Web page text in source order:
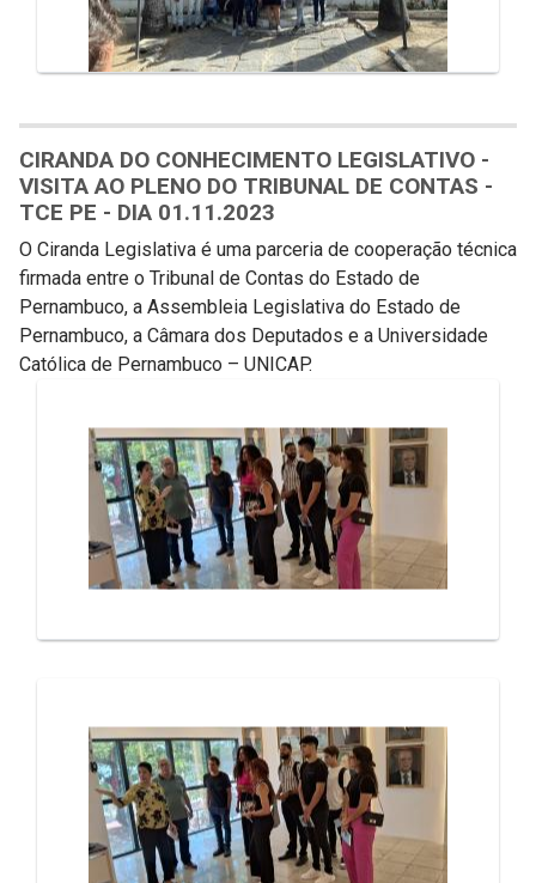
CIRANDA DO CONHECIMENTO LEGISLATIVO -
VISITA AO PLENO DO TRIBUNAL DE CONTAS -
TCE PE - DIA 01.11.2023
O Ciranda Legislativa é uma parceria de cooperação técnica
firmada entre o Tribunal de Contas do Estado de
Pernambuco, a Assembleia Legislativa do Estado de
Pernambuco, a Câmara dos Deputados e a Universidade
Católica de Pernambuco – UNICAP.